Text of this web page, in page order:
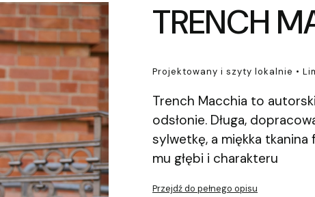
TRENCH
Projektowany i szyty lokalnie •
Trench Macchia to
odsłonie. Długa,
sylwetkę, a miękka
mu głębi i charakteru
Przejdź do pełnego opisu